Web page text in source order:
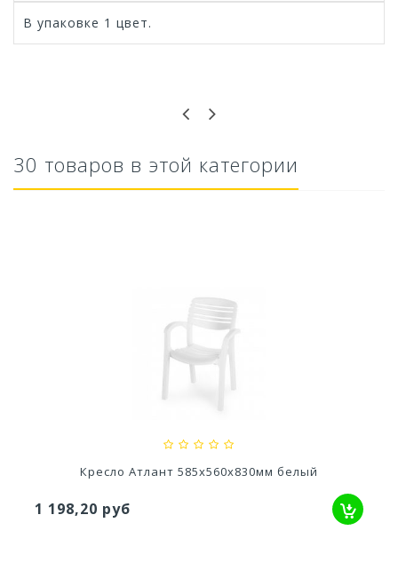
В упаковке 1 цвет.
Кашпо Блюз (1,5л.) Цв. Пунш (Арт. КШ-8632)
30 товаров в этой категории
Кресло Атлант 585х560х830мм белый
1 198,20 руб